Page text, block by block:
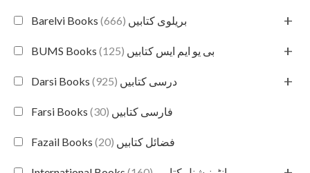
Barelvi Books بریلوی کتابیں (666) +
BUMS Books بی یو ایم ایس کتابیں (125) +
Darsi Books درسی کتابیں (925) +
Farsi Books فارسی کتابیں (30)
Fazail Books فضائل کتابیں (20)